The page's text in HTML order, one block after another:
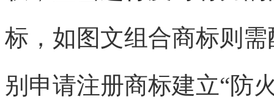
标，如图文组合商标则
别申请注册商标建立“防